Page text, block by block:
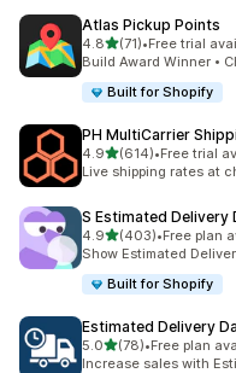
Atlas Pickup Points
4.85つ星中
(71)
合計レビュー数：71件
•Free trial
Build Award Winner •
Built for Shopify
PH MultiCarrier
4.95つ星中
(614)
合計レビュー数：614件
•Free trial
Live shipping rates at
S Estimated Delivery
4.95つ星中
(403)
合計レビュー数：403件
•Free plan
Show Estimated
Built for Shopify
Estimated Delivery
5.05つ星中
(78)
合計レビュー数：78件
•Free plan
Increase sales with